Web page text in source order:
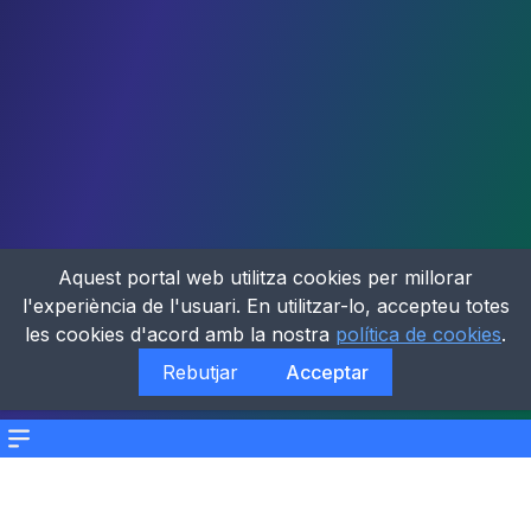
Menu
Aquest portal web utilitza cookies per millorar
l'experiència de l'usuari. En utilitzar-lo, accepteu totes
les cookies d'acord amb la nostra política de cookies.
Rebutjar
Acceptar